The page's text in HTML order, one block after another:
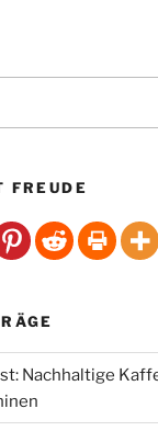
FREUDE
Nachhaltige